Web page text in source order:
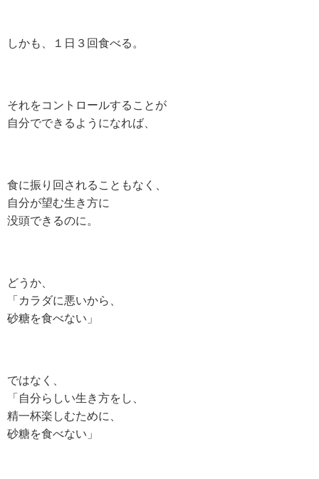
しかも、１日３回食べる。
それをコントロールすることが
自分でできるようになれば、
食に振り回されることもなく、
自分が望む生き方に
没頭できるのに。
どうか、
「カラダに悪いから、
砂糖を食べない」
ではなく、
「自分らしい生き方をし、
精一杯楽しむために、
砂糖を食べない」